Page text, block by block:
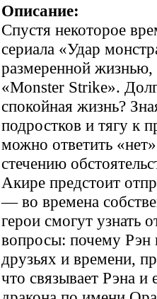
Описание:
Спустя некоторое
сериала «Удар
размеренной
«Monster Strike».
спокойная жизнь?
подростков и тягу к
можно ответить
стечению
Акире предстоит
— во времена
герои смогут узнать
вопросы: почему Рэн
друзьях и времени,
что связывает Рэна и